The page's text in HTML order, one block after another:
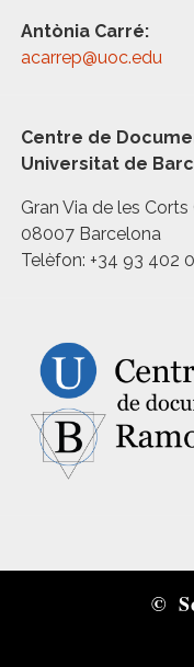
Antònia Carré:
acarrep@uoc.edu
Centre de
Universitat de
Gran Via de les
08007 Barcelona
Telèfon: +34 93 402
©